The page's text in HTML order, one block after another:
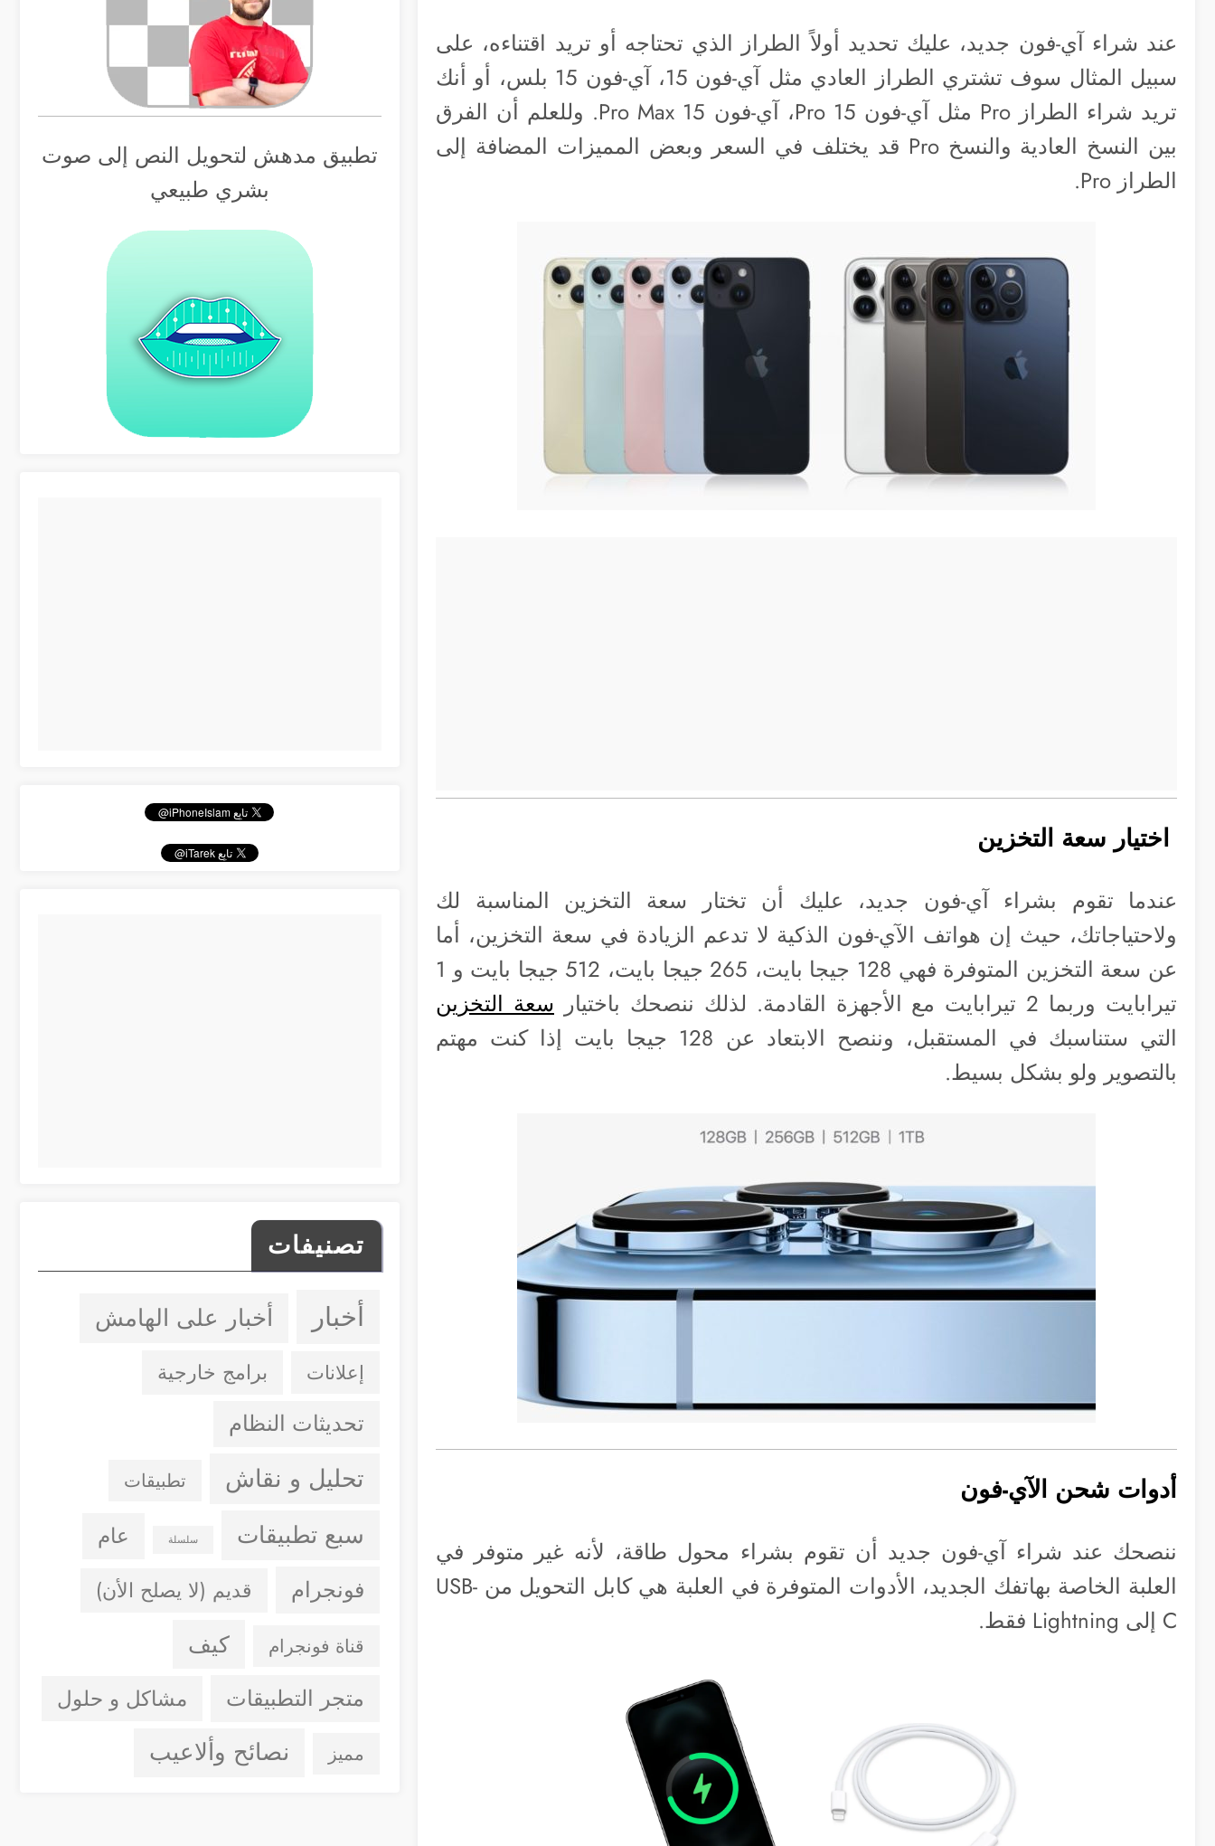
عند شراء آي-فون جديد، عليك تحديد أولاً الطراز الذي تحتاجه أو تريد اقتناءه، على
سبيل المثال سوف تشتري الطراز العادي مثل آي-فون 15، آي-فون 15 بلس، أو أنك
تريد شراء الطراز Pro مثل آي-فون 15 Pro، آي-فون 15 Pro Max. وللعلم أن الفرق
بين النسخ العادية والنسخ Pro قد يختلف في السعر وبعض المميزات المضافة إلى
الطراز Pro.
اختيار سعة التخزين
عندما تقوم بشراء آي-فون جديد، عليك أن تختار سعة التخزين المناسبة لك
ولاحتياجاتك، حيث إن هواتف الآي-فون الذكية لا تدعم الزيادة في سعة التخزين، أما
عن سعة التخزين المتوفرة فهي 128 جيجا بايت، 265 جيجا بايت، 512 جيجا بايت و 1
تيرابايت وربما 2 تيرابايت مع الأجهزة القادمة. لذلك ننصحك باختيار
سعة التخزين
التي ستناسبك في المستقبل، وننصح الابتعاد عن 128 جيجا بايت إذا كنت مهتم
بالتصوير ولو بشكل بسيط.
أدوات شحن الآي-فون
ننصحك عند شراء آي-فون جديد أن تقوم بشراء محول طاقة، لأنه غير متوفر في
العلبة الخاصة بهاتفك الجديد، الأدوات المتوفرة في العلبة هي كابل التحويل من USB-
C إلى Lightning فقط.
تطبيق مدهش لتحويل النص إلى صوت
بشري طبيعي
تصنيفات
أخبار أخبار على الهامش
إعلانات برامج خارجية
تحديثات النظام
تحليل و نقاش تطبيقات
سبع تطبيقات سلسلة عام
فونجرام قديم (لا يصلح الأن)
قناة فونجرام كيف
متجر التطبيقات مشاكل و حلول
مميز نصائح وألاعيب